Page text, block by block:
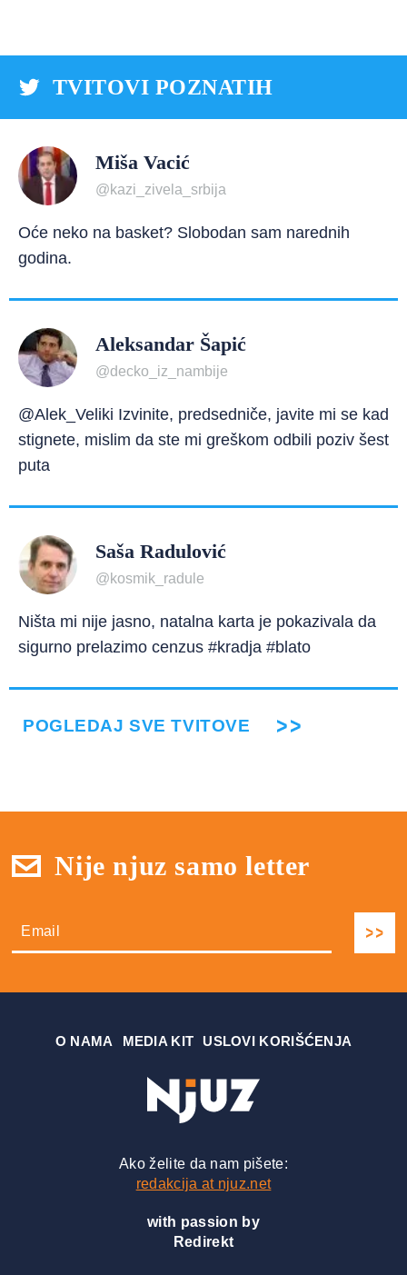
TVITOVI POZNATIH
Miša Vacić
@kazi_zivela_srbija
Oće neko na basket? Slobodan sam narednih
godina.
Aleksandar Šapić
@decko_iz_nambije
@Alek_Veliki Izvinite, predsedniče, javite mi se kad
stignete, mislim da ste mi greškom odbili poziv šest
puta
Saša Radulović
@kosmik_radule
Ništa mi nije jasno, natalna karta je pokazivala da
sigurno prelazimo cenzus #kradja #blato
POGLEDAJ SVE TVITOVE
Nije njuz samo letter
О NAMA MEDIA KIT USLOVI KORIŠĆENJA
Ako želite da nam pišete:
redakcija at njuz.net
with passion by
Redirekt